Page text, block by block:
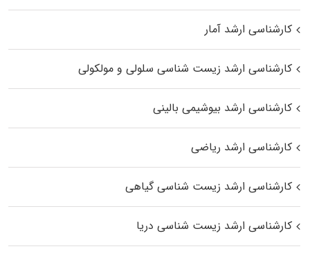
کارشناسی ارشد آمار
کارشناسی ارشد زیست شناسی سلولی و مولکولی
کارشناسی ارشد بیوشیمی بالینی
کارشناسی ارشد ریاضی
کارشناسی ارشد زیست‌ شناسی گیاهی
کارشناسی ارشد زیست‌ شناسی دریا